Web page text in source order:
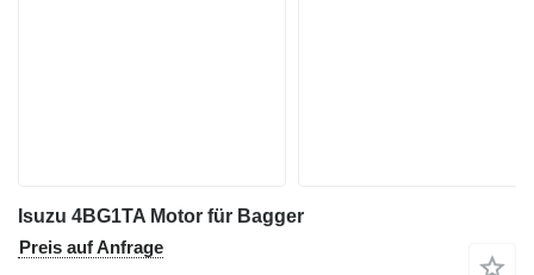
Isuzu 4BG1TA Motor für Bagger
Preis auf Anfrage